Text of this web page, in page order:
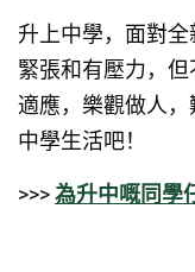
升上中學，面對
緊張和有壓力，
適應，樂觀做人
中學生活吧！
>>> 為升中嘅同學